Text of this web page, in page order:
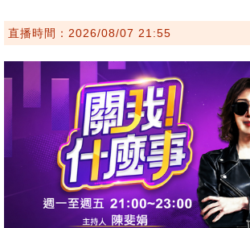
直播時間：2026/08/07 21:55